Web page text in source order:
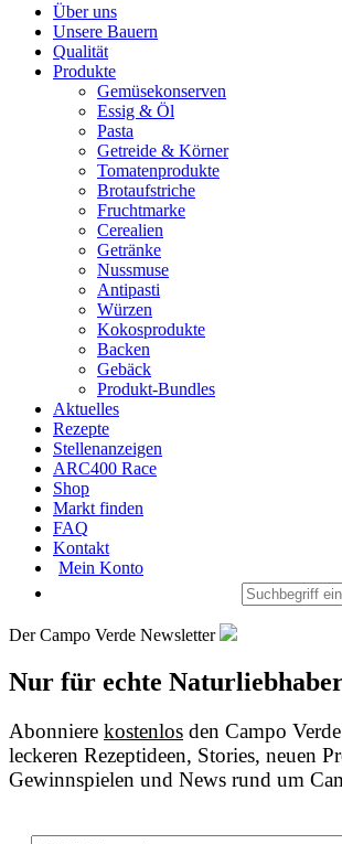
Über uns
Unsere Bauern
Qualität
Produkte
Gemüsekonserven
Essig & Öl
Pasta
Getreide & Körner
Tomatenprodukte
Brotaufstriche
Fruchtmarke
Cerealien
Getränke
Nussmuse
Antipasti
Würzen
Kokosprodukte
Backen
Gebäck
Produkt-Bundles
Aktuelles
Rezepte
Stellenanzeigen
ARC400 Race
Shop
Markt finden
FAQ
Kontakt
Mein Konto
Der Campo Verde Newsletter
Nur für echte
Abonniere kostenlos den Campo
leckeren Rezeptideen, Stories, neuen
Gewinnspielen und News rund um